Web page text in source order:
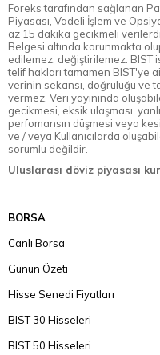
Foreks tarafından sağlanan
Piyasası, Vadeli İşlem ve
az 15 dakika gecikmeli
Belgesi altında korunmakta
edilemez, değiştirilemez. BIST
telif hakları tamamen BIST'ye
verinin sekansı, doğruluğu ve
vermez. Veri yayınında
gecikmesi, eksik ulaşması,
perfomansın düşmesi veya
ve / veya Kullanıcılarda
sorumlu değildir.
Uluslarası döviz piyasası
BORSA
Canlı Borsa
Günün Özeti
Hisse Senedi Fiyatları
BIST 30 Hisseleri
BIST 50 Hisseleri